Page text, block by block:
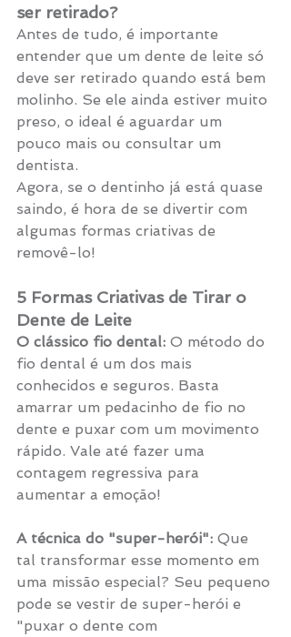
ser retirado?
Antes de tudo, é importante
entender que um dente de leite só
deve ser retirado quando está bem
molinho. Se ele ainda estiver muito
preso, o ideal é aguardar um
pouco mais ou consultar um
dentista.
Agora, se o dentinho já está quase
saindo, é hora de se divertir com
algumas formas criativas de
removê-lo!
5 Formas Criativas de Tirar o
Dente de Leite
O clássico fio dental: O método do
fio dental é um dos mais
conhecidos e seguros. Basta
amarrar um pedacinho de fio no
dente e puxar com um movimento
rápido. Vale até fazer uma
contagem regressiva para
aumentar a emoção!
A técnica do "super-herói": Que
tal transformar esse momento em
uma missão especial? Seu pequeno
pode se vestir de super-herói e
"puxar o dente com